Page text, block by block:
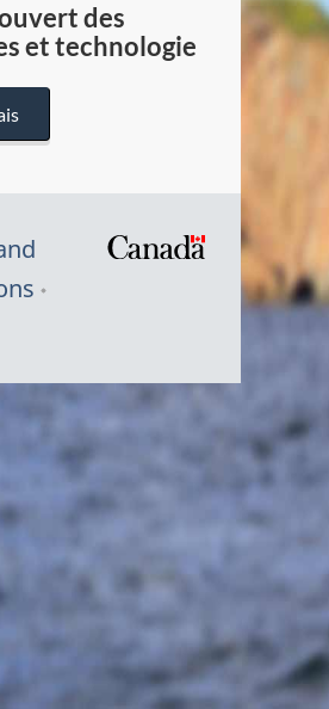
des
et technologie
Symbole
Canada